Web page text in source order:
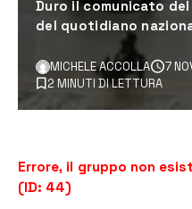
Duro il comunicato
del quotidiano
MICHELE ACCOLLA 7
2 MINUTI DI LETTURA
Errore, il gruppo non
(ID: 44)